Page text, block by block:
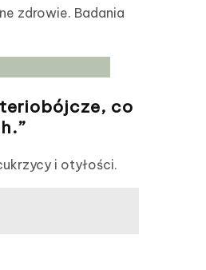
zdrowie. Badania
co
i otyłości.